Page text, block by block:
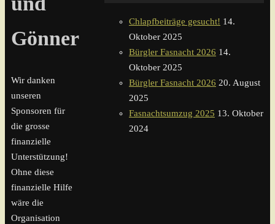
Gönner
Wir danken
unseren
Sponsoren für
die grosse
finanzielle
Unterstützung!
Ohne diese
finanzielle Hilfe
wäre die
Organisation
Chlapfbeiträge gesucht! 14.
Oktober 2025
Bürgler Fasnacht 2026 14.
Oktober 2025
Bürgler Fasnacht 2026 20. August
2025
Fasnachtsumzug 2025 13. Oktober
2024